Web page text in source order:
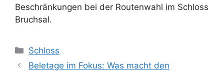
Beschränkungen bei der Routenwahl im Schloss
Bruchsal.
Kategorien
Schloss
Beletage im Fokus: Was macht den